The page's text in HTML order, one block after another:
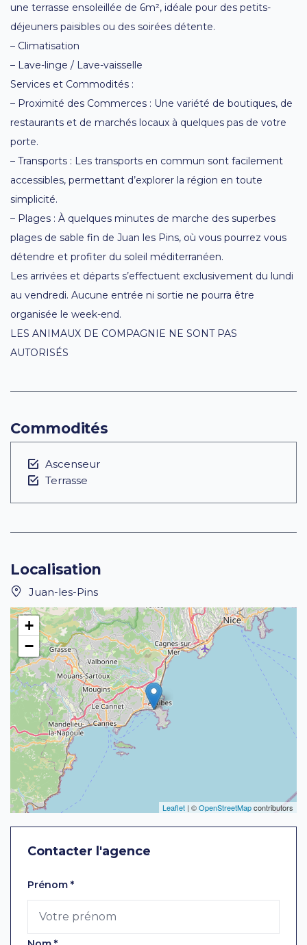
une terrasse ensoleillée de 6m², idéale pour des petits-
déjeuners paisibles ou des soirées détente.
– Climatisation
– Lave-linge / Lave-vaisselle
Services et Commodités :
– Proximité des Commerces : Une variété de boutiques, de
restaurants et de marchés locaux à quelques pas de votre
porte.
– Transports : Les transports en commun sont facilement
accessibles, permettant d’explorer la région en toute
simplicité.
– Plages : À quelques minutes de marche des superbes
plages de sable fin de Juan les Pins, où vous pourrez vous
détendre et profiter du soleil méditerranéen.
Les arrivées et départs s’effectuent exclusivement du lundi
au vendredi. Aucune entrée ni sortie ne pourra être
organisée le week-end.
LES ANIMAUX DE COMPAGNIE NE SONT PAS
AUTORISÉS
Commodités
Ascenseur
Terrasse
Localisation
Juan-les-Pins
+
−
Leaflet | ©OpenStreetMapcontributors
Contacter l'agence
Laissez ce champ vide
Prénom *